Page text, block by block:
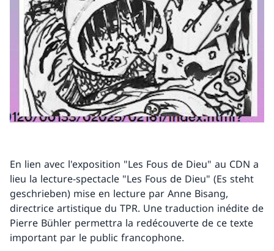
En lien avec l'exposition "Les Fous de Dieu" au CDN a
lieu la lecture-spectacle "Les Fous de Dieu" (Es steht
geschrieben) mise en lecture par Anne Bisang,
directrice artistique du TPR. Une traduction inédite de
Pierre Bühler permettra la redécouverte de ce texte
important par le public francophone.